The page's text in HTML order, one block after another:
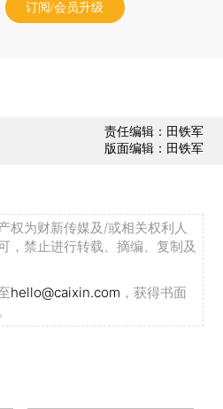
订阅/会员升级
责任编辑：田铁军
版面编辑：田铁军
权为财新传媒及/或相关权利人
，禁止进行转载、摘编、复制及
hello@caixin.com ，获得书面